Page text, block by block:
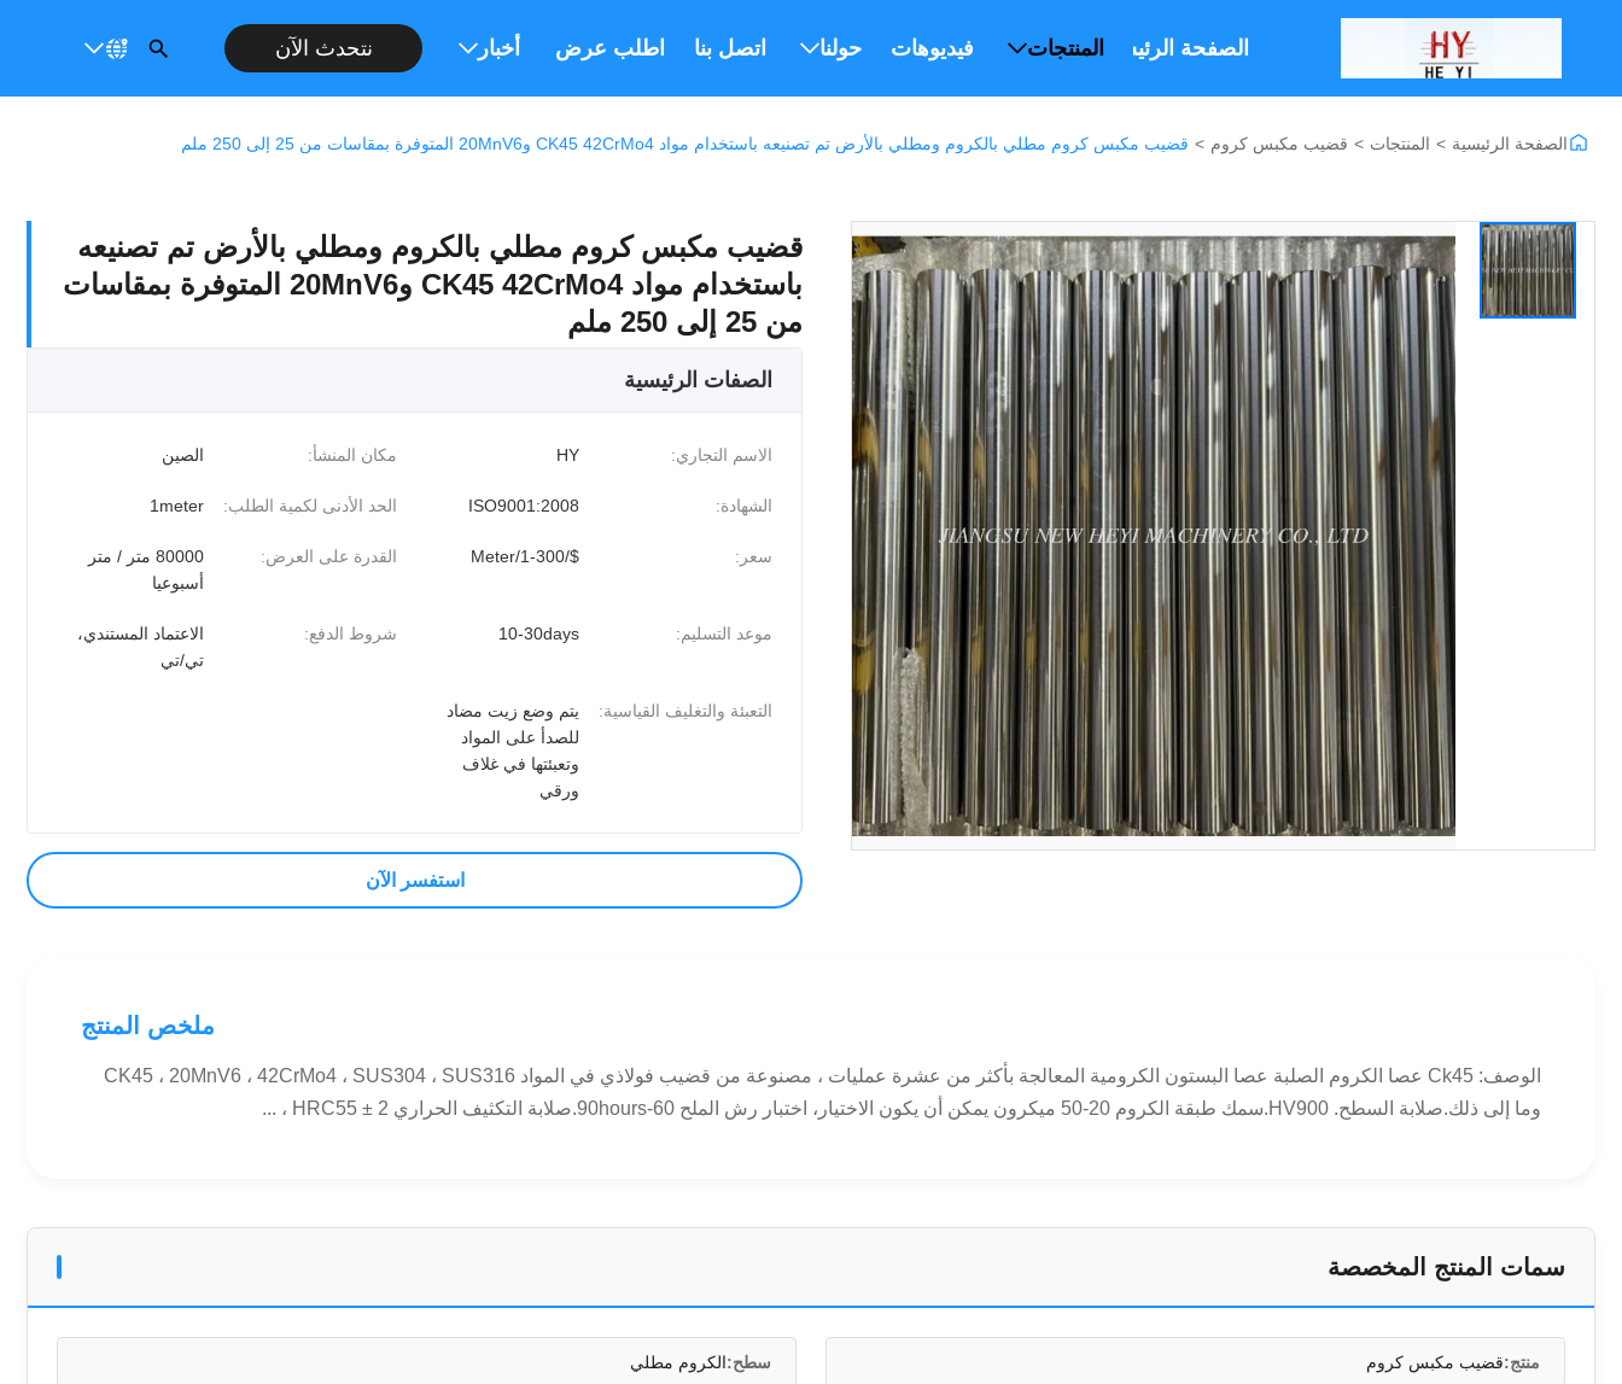
الصفحة الرئيسية المنتجات فيديوهات حولنا اتصل بنا اطلب عرض أسعارأخبار نتحدث الآن
الصفحة الرئيسية > المنتجات > قضيب مكبس كروم > قضيب مكبس كروم مطلي بالكروم ومطلي بالأرض تم تصنيعه باستخدام مواد CK45 42CrMo4 و20MnV6 المتوفرة بمقاسات من 25 إلى 250 ملم
قضيب مكبس كروم مطلي بالكروم ومطلي بالأرض تم تصنيعه
باستخدام مواد CK45 42CrMo4 و20MnV6 المتوفرة بمقاسات
من 25 إلى 250 ملم
الصفات الرئيسية
الاسم التجاري: HY مكان المنشأ: الصين
الشهادة: ISO9001:2008 الحد الأدنى لكمية الطلب: 1meter
سعر: $/1-300/Meter القدرة على العرض:
80000 متر / متر
أسبوعيا
موعد التسليم: 10-30days شروط الدفع:
الاعتماد المستندي،
تي/تي
التعبئة والتغليف القياسية:
يتم وضع زيت مضاد
للصدأ على المواد
وتعبئتها في غلاف
ورقي
استفسر الآن
ملخص المنتج
الوصف: Ck45 عصا الكروم الصلبة عصا البستون الكرومية المعالجة بأكثر من عشرة عمليات ، مصنوعة من قضيب فولاذي في المواد CK45 ، 20MnV6 ، 42CrMo4 ، SUS304 ، SUS316
وما إلى ذلك.صلابة السطح. HV900.سمك طبقة الكروم 20-50 ميكرون يمكن أن يكون الاختيار، اختبار رش الملح 60-90hours.صلابة التكثيف الحراري HRC55 ± 2 ، ...
سمات المنتج المخصصة
منتج:قضيب مكبس كروم سطح:الكروم مطلي